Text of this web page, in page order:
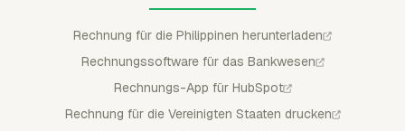
Rechnung für die Philippinen herunterladen
Rechnungssoftware für das Bankwesen
Rechnungs-App für HubSpot
Rechnung für die Vereinigten Staaten drucken